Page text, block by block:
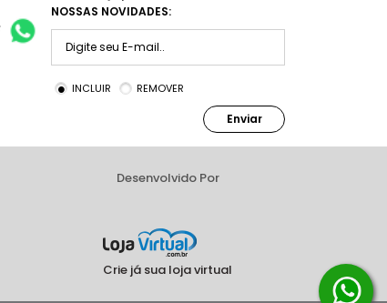
NOSSAS NOVIDADES:
INCLUIR REMOVER
Enviar
Desenvolvido Por
Crie já sua loja virtual